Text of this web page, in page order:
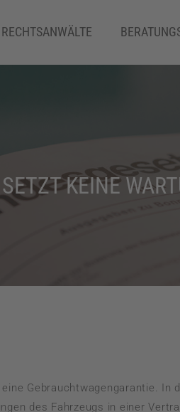
RECHTSANWÄLTE
FAMILIENRECHT
MIETRECHT UND
KEINE
Gebrauchtwagengarantie.
des Fahrzeugs in einer